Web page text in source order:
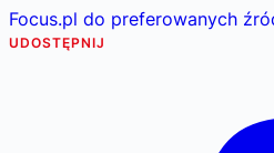
Focus.pl do preferowanych
UDOSTĘPNIJ